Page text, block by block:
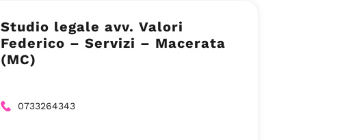
Studio legale avv. Valori
Federico – Servizi – Macerata
(MC)
0733264343